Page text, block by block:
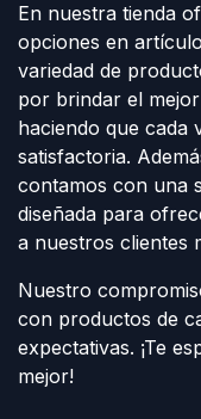
En nuestra tienda
opciones en
variedad de
por brindar el
haciendo que cada
satisfactoria.
contamos con una
diseñada para
a nuestros clientes
Nuestro
con productos de
expectativas. ¡Te
mejor!